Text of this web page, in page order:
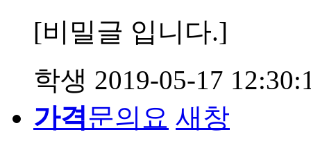
[비밀글 입니다.]
학생 2019-05-17
가격문의요 새창